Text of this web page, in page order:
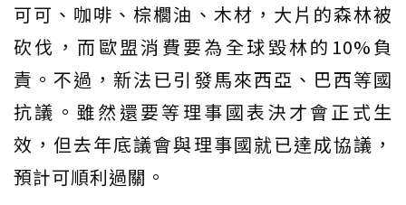
可可、咖啡、棕櫚油、木材，大片的森林被
砍伐，而歐盟消費要為全球毀林的10%負
責。不過，新法已引發馬來西亞、巴西等國
抗議。雖然還要等理事國表決才會正式生
效，但去年底議會與理事國就已達成協議，
預計可順利過關。